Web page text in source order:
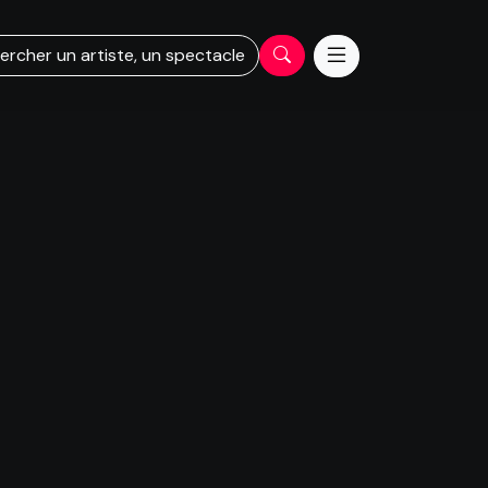
un artiste, un spectacle